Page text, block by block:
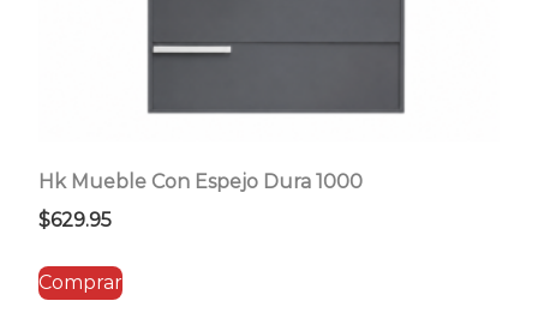
Hk Mueble Con Espejo Dura 1000
$629.95
Comprar